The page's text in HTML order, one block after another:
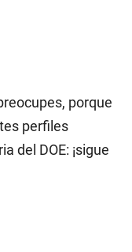
porque
perfiles
del DOE: ¡sigue